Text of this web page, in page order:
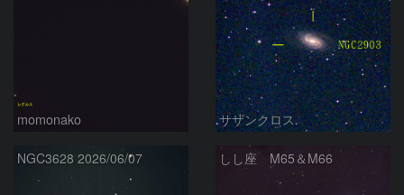
momonako サザンクロス
NGC3628 2026/06/07 しし座 M65＆M66